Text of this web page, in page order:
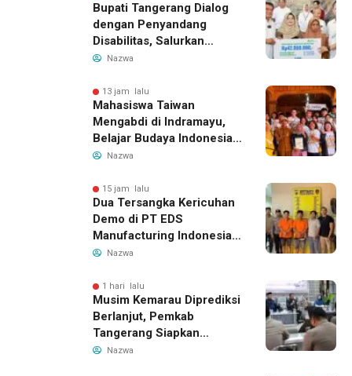
Bupati Tangerang Dialog
dengan Penyandang
Disabilitas, Salurkan
Bantuan dan Tampung
Nazwa
13 jam lalu
Mahasiswa Taiwan
Mengabdi di Indramayu,
Belajar Budaya Indonesia
dan Edukasi Pekerja
Nazwa
15 jam lalu
Dua Tersangka Kericuhan
Demo di PT EDS
Manufacturing Indonesia
Ditahan, Polda Banten
Pengelolaan Limbah
Nazwa
1 hari lalu
Musim Kemarau Diprediksi
Berlanjut, Pemkab
Tangerang Siapkan
Langkah Antisipasi Krisis
Nazwa